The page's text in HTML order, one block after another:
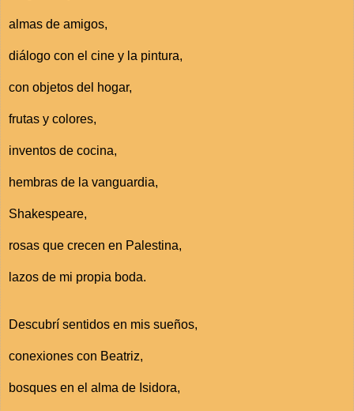
almas de amigos,
diálogo con el cine y la pintura,
con objetos del hogar,
frutas y colores,
inventos de cocina,
hembras de la vanguardia,
Shakespeare,
rosas que crecen en Palestina,
lazos de mi propia boda.
Descubrí sentidos en mis sueños,
conexiones con Beatriz,
bosques en el alma de Isidora,